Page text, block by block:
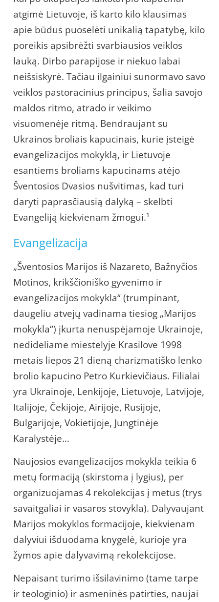
atgimė Lietuvoje, iš karto kilo klausimas
apie būdus puoselėti unikalią tapatybę, kilo
poreikis apsibrėžti svarbiausios veiklos
lauką. Dirbo parapijose ir niekuo labai
neišsiskyrė. Tačiau ilgainiui sunormavo savo
veiklos pastoracinius principus, šalia savojo
maldos ritmo, atrado ir veikimo
visuomenėje ritmą. Bendraujant su
Ukrainos broliais kapucinais, kurie įsteigė
evangelizacijos mokyklą, ir Lietuvoje
esantiems broliams kapucinams atėjo
Šventosios Dvasios nušvitimas, kad turi
daryti paprasčiausią dalyką – skelbti
Evangeliją kiekvienam žmogui.¹
Evangelizacija
„Šventosios Marijos iš Nazareto, Bažnyčios
Motinos, krikščioniško gyvenimo ir
evangelizacijos mokykla“ (trumpinant,
daugeliu atvejų vadinama tiesiog „Marijos
mokykla“) įkurta nenuspėjamoje Ukrainoje,
nedideliame miestelyje Krasilove 1998
metais liepos 21 dieną charizmatiško lenko
brolio kapucino Petro Kurkievičiaus. Filialai
yra Ukrainoje, Lenkijoje, Lietuvoje, Latvijoje,
Italijoje, Čekijoje, Airijoje, Rusijoje,
Bulgarijoje, Vokietijoje, Jungtinėje
Karalystėje…
Naujosios evangelizacijos mokykla teikia 6
metų formaciją (skirstoma į lygius), per
organizuojamas 4 rekolekcijas į metus (trys
savaitgaliai ir vasaros stovykla). Dalyvaujant
Marijos mokyklos formacijoje, kiekvienam
dalyviui išduodama knygelė, kurioje yra
žymos apie dalyvavimą rekolekcijose.
Nepaisant turimo išsilavinimo (tame tarpe
ir teologinio) ir asmeninės patirties, naujai